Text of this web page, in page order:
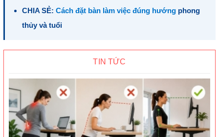
CHIA SẺ: Cách đặt bàn làm việc đúng hướngphong
thủy và tuổi
TIN TỨC